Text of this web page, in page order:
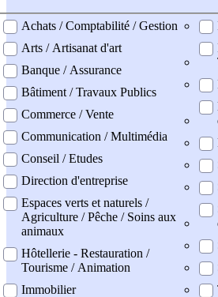
professionel
Achats / Comptabilité / Gestion
Arts / Artisanat d'art
Banque / Assurance
Bâtiment / Travaux Publics
Commerce / Vente
Communication / Multimédia
Conseil / Etudes
Direction d'entreprise
Espaces verts et naturels /
Agriculture / Pêche / Soins aux
animaux
Hôtellerie - Restauration /
Tourisme / Animation
Immobilier